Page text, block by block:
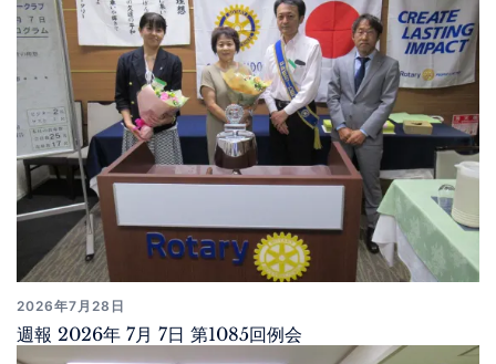
2026年7月28日
週報 2026年 7月 7日 第1085回例会